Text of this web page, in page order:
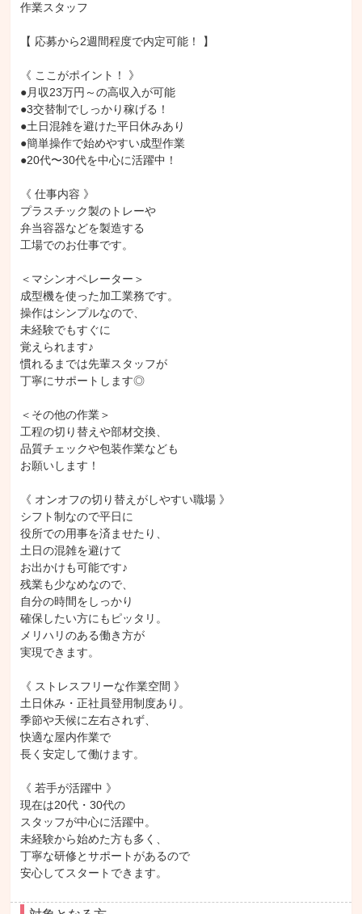
作業スタッフ
【 応募から2週間程度で内定可能！ 】
《 ここがポイント！ 》
●月収23万円～の高収入が可能
●3交替制でしっかり稼げる！
●土日混雑を避けた平日休みあり
●簡単操作で始めやすい成型作業
●20代〜30代を中心に活躍中！
《 仕事内容 》
プラスチック製のトレーや
弁当容器などを製造する
工場でのお仕事です。
＜マシンオペレーター＞
成型機を使った加工業務です。
操作はシンプルなので、
未経験でもすぐに
覚えられます♪
慣れるまでは先輩スタッフが
丁寧にサポートします◎
＜その他の作業＞
工程の切り替えや部材交換、
品質チェックや包装作業なども
お願いします！
《 オンオフの切り替えがしやすい職場 》
シフト制なので平日に
役所での用事を済ませたり、
土日の混雑を避けて
お出かけも可能です♪
残業も少なめなので、
自分の時間をしっかり
確保したい方にもピッタリ。
メリハリのある働き方が
実現できます。
《 ストレスフリーな作業空間 》
土日休み・正社員登用制度あり。
季節や天候に左右されず、
快適な屋内作業で
長く安定して働けます。
《 若手が活躍中 》
現在は20代・30代の
スタッフが中心に活躍中。
未経験から始めた方も多く、
丁寧な研修とサポートがあるので
安心してスタートできます。